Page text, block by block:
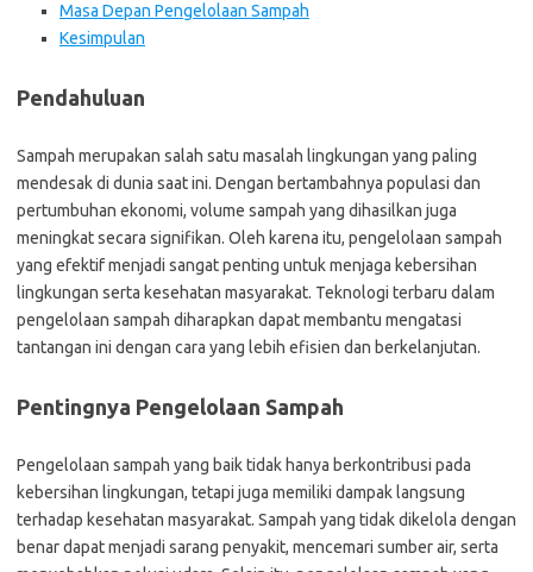
Masa Depan Pengelolaan Sampah
Kesimpulan
Pendahuluan
Sampah merupakan salah satu masalah lingkungan yang paling
mendesak di dunia saat ini. Dengan bertambahnya populasi dan
pertumbuhan ekonomi, volume sampah yang dihasilkan juga
meningkat secara signifikan. Oleh karena itu, pengelolaan sampah
yang efektif menjadi sangat penting untuk menjaga kebersihan
lingkungan serta kesehatan masyarakat. Teknologi terbaru dalam
pengelolaan sampah diharapkan dapat membantu mengatasi
tantangan ini dengan cara yang lebih efisien dan berkelanjutan.
Pentingnya Pengelolaan Sampah
Pengelolaan sampah yang baik tidak hanya berkontribusi pada
kebersihan lingkungan, tetapi juga memiliki dampak langsung
terhadap kesehatan masyarakat. Sampah yang tidak dikelola dengan
benar dapat menjadi sarang penyakit, mencemari sumber air, serta